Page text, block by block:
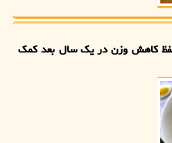
حفظ کاهش وزن در یک سال بعد کمک